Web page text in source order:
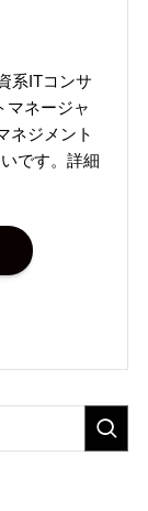
系ITコンサ
マネージャ
ネジメント
です。詳細